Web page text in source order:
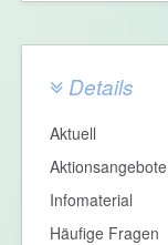
Details
Aktuell
Aktionsangebote
Infomaterial
Häufige Fragen